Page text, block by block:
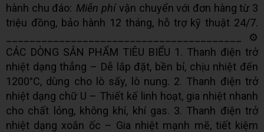
hành chu đáo: Miễn phívận chuyển với đơn hàng từ 3
triệu đồng, bảo hành 12 tháng, hỗ trợ kỹ thuật 24/7.
________________________________________ ⚙️
CÁC DÒNG SẢN PHẨM TIÊU BIỂU 1. Thanh điện trở
nhiệt dạng thẳng – Dễ lắp đặt, bền bỉ, chịu nhiệt đến
1200°C, dùng cho lò sấy, lò nung. 2. Thanh điện trở
nhiệt dạng chữ U – Thiết kế linh hoạt, gia nhiệt nhanh
cho chất lỏng, không khí, khí gas. 3. Thanh điện trở
nhiệt dạng xoắn ốc – Gia nhiệt mạnh mẽ, tiết kiệm